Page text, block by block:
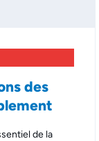
des
de la